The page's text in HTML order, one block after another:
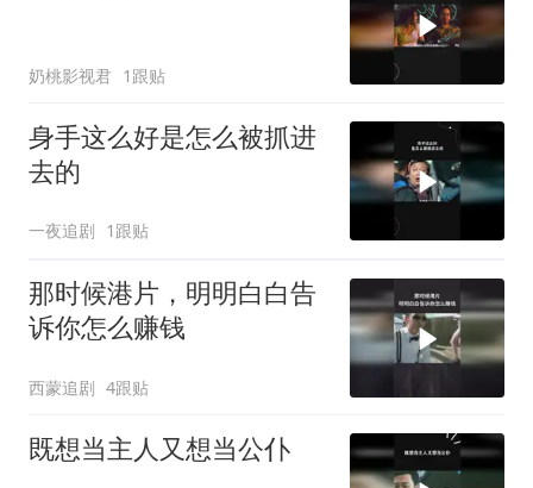
奶桃影视君 1跟贴
身手这么好是怎么被抓进
去的
一夜追剧 1跟贴
那时候港片，明明白白告
诉你怎么赚钱
西蒙追剧 4跟贴
既想当主人又想当公仆